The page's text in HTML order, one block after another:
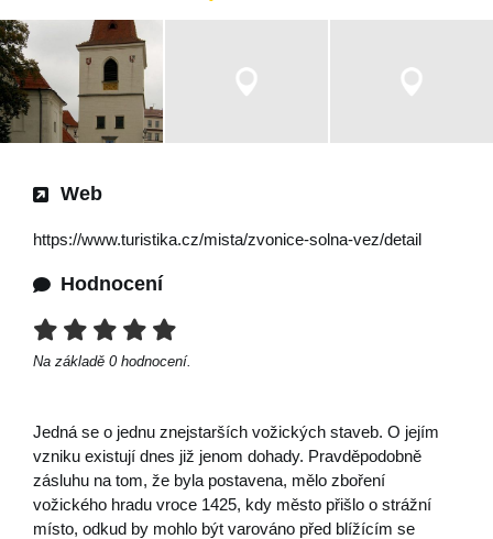
Web
https://www.turistika.cz/mista/zvonice-solna-vez/detail
Hodnocení
Na základě 0 hodnocení.
Jedná se o jednu znejstarších vožických staveb. O jejím
vzniku existují dnes již jenom dohady. Pravděpodobně
zásluhu na tom, že byla postavena, mělo zboření
vožického hradu vroce 1425, kdy město přišlo o strážní
místo, odkud by mohlo být varováno před blížícím se